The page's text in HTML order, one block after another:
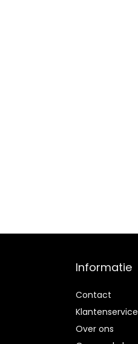
Informatie
Contact
Klantenservice
Over ons